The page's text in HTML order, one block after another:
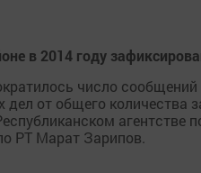
в 2014 году
число
дел от общего
РТ Марат Зарипов.